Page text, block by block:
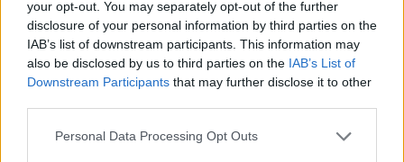
your opt-out. You may separately opt-out of the further
disclosure of your personal information by third parties on the
IAB’s list of downstream participants. This information may
also be disclosed by us to third parties on the IAB’s List of
Downstream Participants that may further disclose it to other
Personal Data Processing Opt Outs
Δε, 5 Ιαν 2026 21:44
Πένθος επικρατεί στην Ανώπολη του δήμου Χερσονήσου
για τον χαμό του 35χρονου Νίκου…